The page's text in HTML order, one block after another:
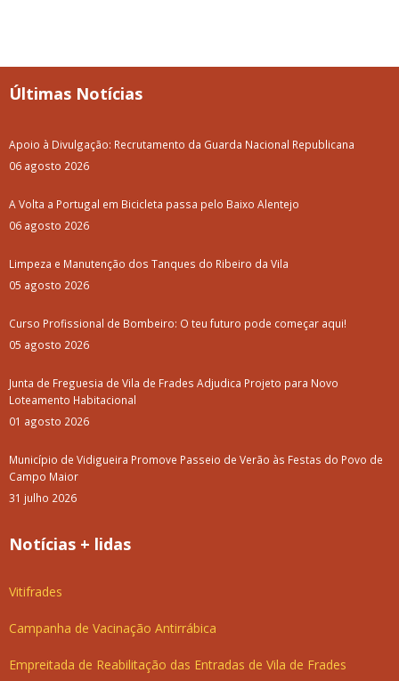
Últimas Notícias
Apoio à Divulgação: Recrutamento da Guarda Nacional Republicana
06 agosto 2026
A Volta a Portugal em Bicicleta passa pelo Baixo Alentejo
06 agosto 2026
Limpeza e Manutenção dos Tanques do Ribeiro da Vila
05 agosto 2026
Curso Profissional de Bombeiro: O teu futuro pode começar aqui!
05 agosto 2026
Junta de Freguesia de Vila de Frades Adjudica Projeto para Novo
Loteamento Habitacional
01 agosto 2026
Município de Vidigueira Promove Passeio de Verão às Festas do Povo de
Campo Maior
31 julho 2026
Notícias + lidas
Vitifrades
Campanha de Vacinação Antirrábica
Empreitada de Reabilitação das Entradas de Vila de Frades